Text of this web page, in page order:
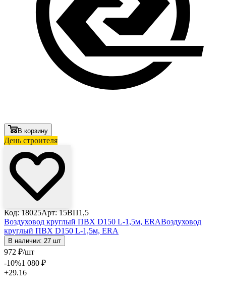
В корзину
День строителя
Код: 18025Арт: 15ВП1,5
Воздуховод круглый ПВХ D150 L-1,5м, ERAВоздуховод
круглый ПВХ D150 L-1,5м, ERA
В наличии: 27 шт
972 ₽/шт
-10%1 080 ₽
+29.16